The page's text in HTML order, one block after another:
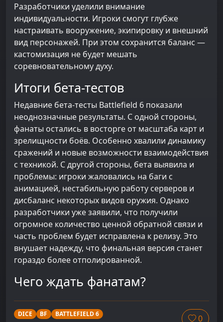
Разработчики уделили внимание
индивидуальности. Игроки смогут глубже
настраивать вооружение, экипировку и внешний
вид персонажей. При этом сохранится баланс —
кастомизация не будет мешать
соревновательному духу.
Итоги бета-тестов
Недавние бета-тесты Battlefield 6 показали
неоднозначные результаты. С одной стороны,
фанаты остались в восторге от масштаба карт и
зрелищности боёв. Особенно хвалили динамику
сражений и новые возможности взаимодействия
с техникой. С другой стороны, бета выявила и
проблемы: игроки жаловались на баги с
анимацией, нестабильную работу серверов и
дисбаланс некоторых видов оружия. Однако
разработчики уже заявили, что получили
огромное количество ценной обратной связи и
часть проблем будет исправлена к релизу. Это
внушает надежду, что финальная версия станет
гораздо более отполированной.
Чего ждать фанатам?
DICE BF BATTLEFIELD 6 0